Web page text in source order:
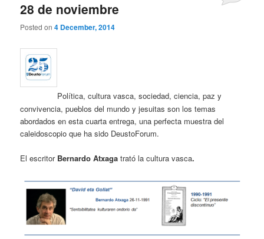
28 de noviembre
Posted on4 December, 2014
Política, cultura vasca, sociedad, ciencia, paz y
convivencia, pueblos del mundo y jesuitas son los temas
abordados en esta cuarta entrega, una perfecta muestra del
caleidoscopio que ha sido DeustoForum.
El escritor Bernardo Atxagatrató la cultura vasca.